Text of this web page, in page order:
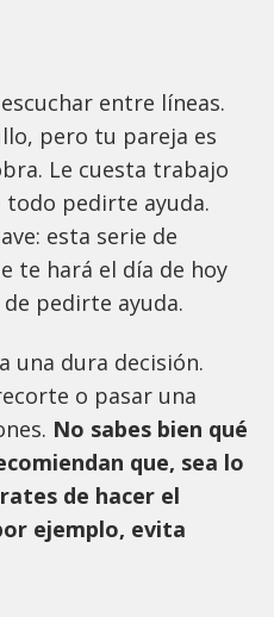
entre líneas.
pero tu pareja es
Le cuesta trabajo
todo pedirte ayuda.
esta serie de
te hará el día de hoy
pedirte ayuda.
una dura decisión.
o pasar una
No sabes bien qué
que, sea lo
de hacer el
ejemplo, evita